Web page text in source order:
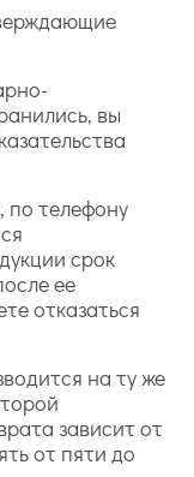
вы
по телефону
срок
ее
отказаться
на ту же
зависит от
от пяти до